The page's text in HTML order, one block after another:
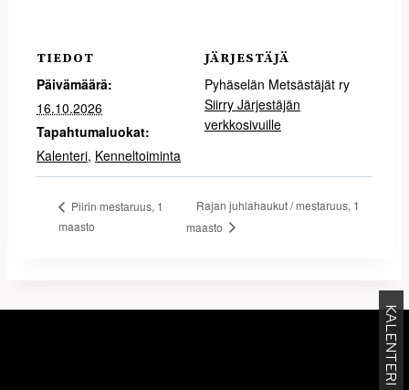
KALENTERI
TIEDOT
Päivämäärä:
16.10.2026
Tapahtumaluokat:
Kalenteri, Kenneltoiminta
JÄRJESTÄJÄ
Pyhäselän Metsästäjät ry
Siirry Järjestäjän
verkkosivuille
Piirin mestaruus, 1
maasto
Rajan juhlahaukut / mestaruus, 1
maasto